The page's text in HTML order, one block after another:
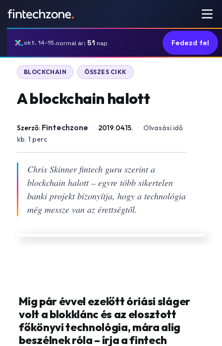
okt. 14-15.normál ár: 51 nap Fedezd fel
BLOCKCHAIN ÖSSZES CIKK
A blockchain halott
Szerző: Fintechzone · 2019.04.15. · Olvasási idő
kb. 1 perc
Chris Skinner fintech guru szerint a
blockchain halott – egyre több sikertelen
banki projekt bizonyítja, hogy a technológia
még messze van az érettségtől.
Míg pár évvel ezelőtt óriási sláger
volt a blokklánc és az elosztott
főkönyvi technológia, mára alig
beszélnek róla – írja a fintech